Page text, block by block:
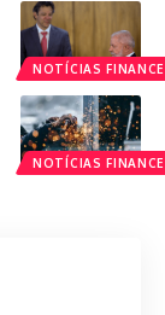
NOTÍCIAS
NOTÍCIAS